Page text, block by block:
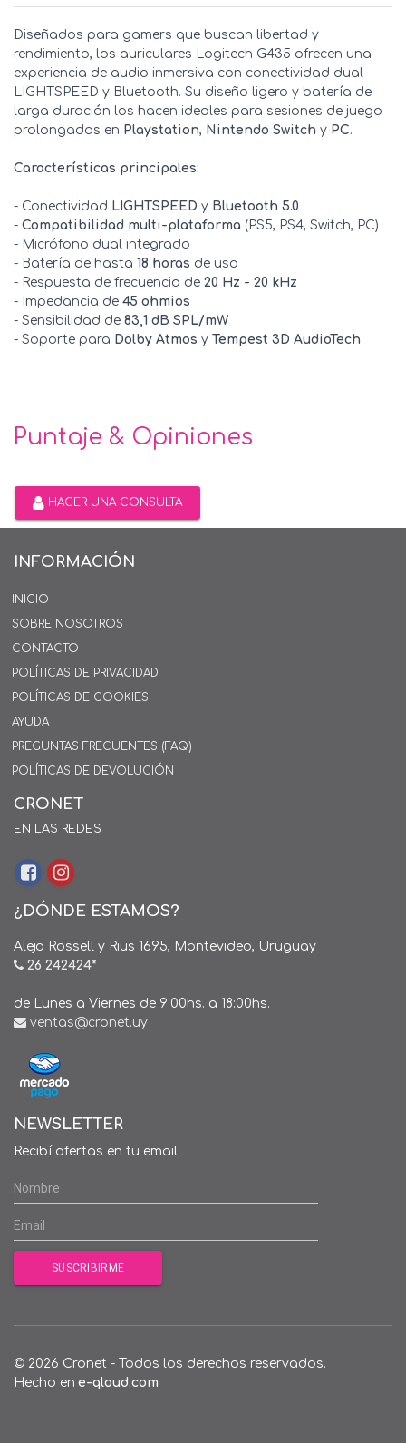
Diseñados para gamers que buscan libertad y
rendimiento, los auriculares Logitech G435 ofrecen una
experiencia de audio inmersiva con conectividad dual
LIGHTSPEED y Bluetooth. Su diseño ligero y batería de
larga duración los hacen ideales para sesiones de juego
prolongadas en Playstation, Nintendo Switch y PC.
Características principales:
- Conectividad LIGHTSPEED y Bluetooth 5.0
- Compatibilidad multi-plataforma (PS5, PS4, Switch, PC)
- Micrófono dual integrado
- Batería de hasta 18 horas de uso
- Respuesta de frecuencia de 20 Hz - 20 kHz
- Impedancia de 45 ohmios
- Sensibilidad de 83,1 dB SPL/mW
- Soporte para Dolby Atmos y Tempest 3D AudioTech
Puntaje & Opiniones
HACER UNA CONSULTA
INFORMACIÓN
INICIO
SOBRE NOSOTROS
CONTACTO
POLÍTICAS DE PRIVACIDAD
POLÍTICAS DE COOKIES
AYUDA
PREGUNTAS FRECUENTES (FAQ)
POLÍTICAS DE DEVOLUCIÓN
CRONET
EN LAS REDES
¿DÓNDE ESTAMOS?
Alejo Rossell y Rius 1695, Montevideo, Uruguay
26 242424*
de Lunes a Viernes de 9:00hs. a 18:00hs.
ventas@cronet.uy
NEWSLETTER
Recibí ofertas en tu email
© 2026 Cronet - Todos los derechos reservados.
Hecho en e-qloud.com